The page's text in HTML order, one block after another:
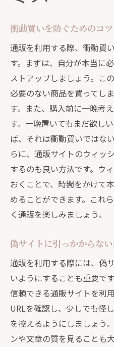
衝動買いを防ぐためのコツ
通販を利用する際、衝動買
す。まずは、自分が本当に
ストアップしましょう。こ
必要のない商品を買ってし
す。また、購入前に一晩考
す。一晩置いてもまだ欲し
ば、それは衝動買いではな
らに、通販サイトのウィッ
するのも良い方法です。ウ
おくことで、時間をかけて
めることができます。これ
く通販を楽しみましょう。
偽サイトに引っかからな
通販を利用する際には、偽
いようにすることも重要で
信頼できる通販サイトを利
URLを確認し、少しでも怪
を控えるようにしましょう
ンや文章の質を見ることも